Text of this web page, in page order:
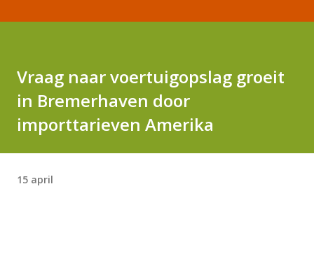
Vraag naar voertuigopslag groeit
in Bremerhaven door
importtarieven Amerika
15 april